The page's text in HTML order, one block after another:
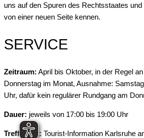
uns auf den Spuren des Rechtsstaates
von einer neuen Seite kennen.
SERVICE
Zeitraum: April bis Oktober, in der Regel
Donnerstag im Monat, Ausnahme:
Uhr, dafür kein regulärer Rundgang am
Dauer: jeweils von 17:00 bis 19:00 Uhr
Treffpunkt: Tourist-Information Karlsruhe